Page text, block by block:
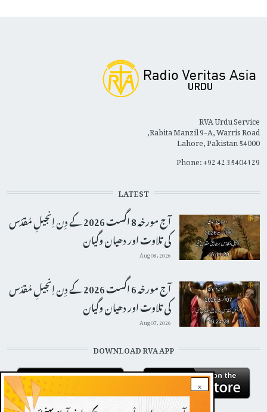
×
RVA Urdu Service
Rabita Manzil 9-A, Warris Road,
Lahore, Pakistan 54000
Phone: +92 42 35404129
LATEST
آج مورخہ 8 اگست 2026 کے دِن اِنجیلِ مُقدّس
کی تلاوت اور دھیان وگیان
Aug 08, 2026
آج مورخہ 6 اگست 2026 کے دِن اِنجیلِ مُقدّس
کی تلاوت اور دھیان وگیان
Aug 07, 2026
DOWNLOAD RVA APP